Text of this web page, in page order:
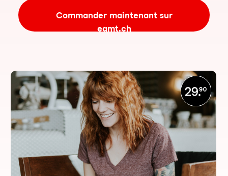
Commander maintenant sur
eamt.ch